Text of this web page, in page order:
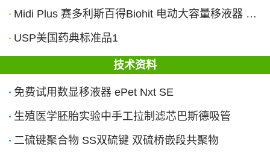
Midi Plus 赛多利斯百得Biohit 电动大容量移液器 移液管助吸器
USP美国药典标准品1
技术资料
免费试用数显移液器 ePet Nxt SE
生殖医学胚胎实验中手工拉制滤芯巴斯德吸管
二硫键聚合物 SS双硫键 双硫桥嵌段共聚物